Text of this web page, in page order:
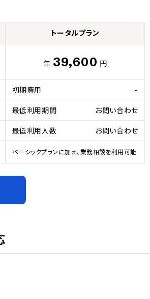
トータルプラン
年 39,600 円
初期費用 -
最低利用期間 お問い合わせ
最低利用人数 お問い合わせ
ベーシックプランに加え、業務相談を利用可能